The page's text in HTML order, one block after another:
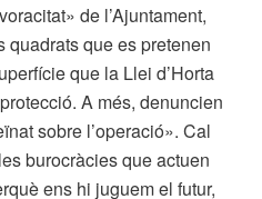
de l’Ajuntament,
quadrats que es pretenen
que la Llei d’Horta
A més, denuncien
sobre l’operació». Cal
burocràcies que actuen
ens hi juguem el futur,